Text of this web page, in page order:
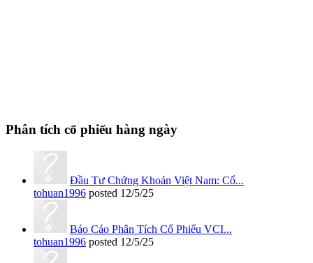
Phân tích cổ phiếu hàng ngày
Đầu Tư Chứng Khoán Việt Nam: Cổ...
tohuan1996 posted 12/5/25
Báo Cáo Phân Tích Cổ Phiếu VCI...
tohuan1996 posted 12/5/25